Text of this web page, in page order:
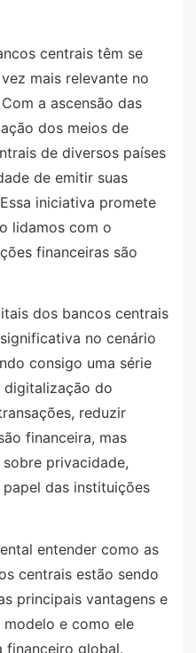
centrais têm se
mais relevante no
a ascensão das
dos meios de
de diversos países
de emitir suas
iniciativa promete
lidamos com o
financeiras são
dos bancos centrais
no cenário
consigo uma série
digitalização do
reduzir
financeira, mas
privacidade,
das instituições
entender como as
centrais estão sendo
principais vantagens e
e como ele
financeiro global.